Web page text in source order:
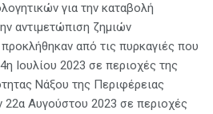
για την καταβολή
αντιμετώπιση ζημιών
από τις πυρκαγιές που
Ιουλίου 2023 σε περιοχές της
Νάξου της Περιφέρειας
22α Αυγούστου 2023 σε περιοχές